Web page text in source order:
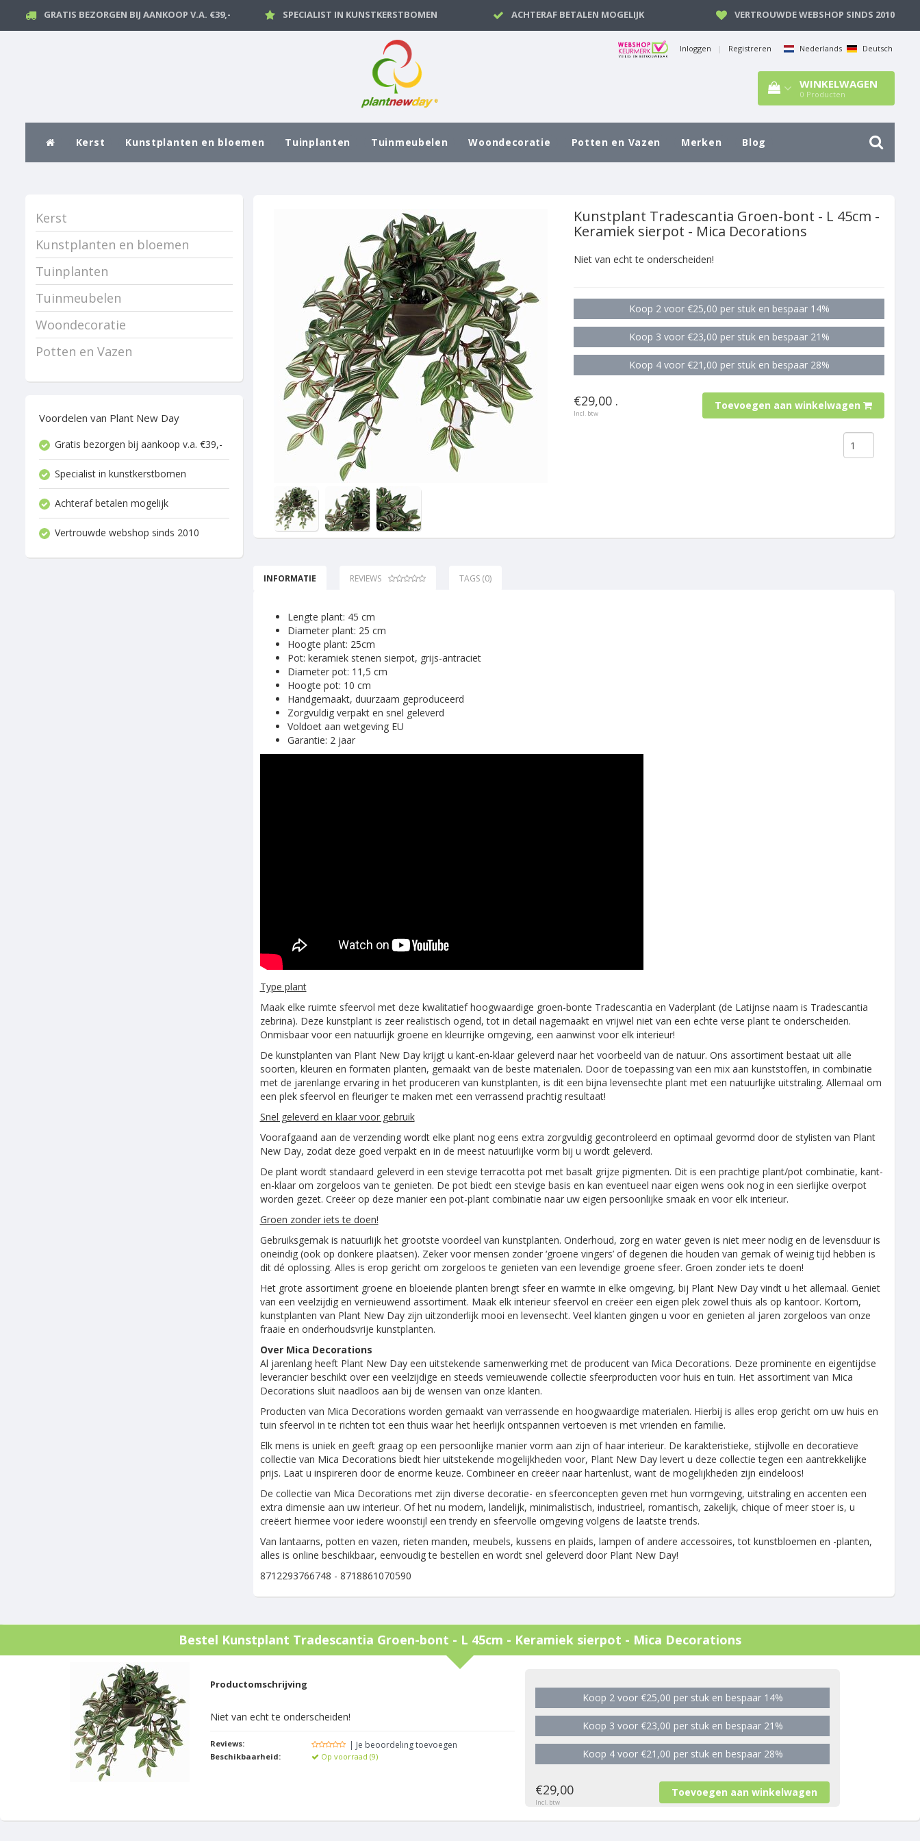
GRATIS BEZORGEN BIJ AANKOOP V.A. €39,- SPECIALIST IN KUNSTKERSTBOMEN ACHTERAF BETALEN MOGELIJK VERTROUWDE WEBSHOP SINDS 2010
Inloggen | Registreren Nederlands Deutsch
WINKELWAGEN
0 Producten
Kerst Kunstplanten en bloemen Tuinplanten Tuinmeubelen Woondecoratie Potten en Vazen Merken Blog
Kerst
Kunstplanten en bloemen
Tuinplanten
Tuinmeubelen
Woondecoratie
Potten en Vazen
Voordelen van Plant New Day
Gratis bezorgen bij aankoop v.a. €39,-
Specialist in kunstkerstbomen
Achteraf betalen mogelijk
Vertrouwde webshop sinds 2010
Kunstplant Tradescantia Groen-bont - L 45cm -
Keramiek sierpot - Mica Decorations
Niet van echt te onderscheiden!
Koop 2 voor €25,00 per stuk en bespaar 14%
Koop 3 voor €23,00 per stuk en bespaar 21%
Koop 4 voor €21,00 per stuk en bespaar 28%
€29,00 .
Incl. btw
Toevoegen aan winkelwagen
INFORMATIE REVIEWS TAGS (0)
Lengte plant: 45 cm
Diameter plant: 25 cm
Hoogte plant: 25cm
Pot: keramiek stenen sierpot, grijs-antraciet
Diameter pot: 11,5 cm
Hoogte pot: 10 cm
Handgemaakt, duurzaam geproduceerd
Zorgvuldig verpakt en snel geleverd
Voldoet aan wetgeving EU
Garantie: 2 jaar
Type plant
Maak elke ruimte sfeervol met deze kwalitatief hoogwaardige groen-bonte Tradescantia en Vaderplant (de Latijnse naam is Tradescantia
zebrina). Deze kunstplant is zeer realistisch ogend, tot in detail nagemaakt en vrijwel niet van een echte verse plant te onderscheiden.
Onmisbaar voor een natuurlijk groene en kleurrijke omgeving, een aanwinst voor elk interieur!
De kunstplanten van Plant New Day krijgt u kant-en-klaar geleverd naar het voorbeeld van de natuur. Ons assortiment bestaat uit alle
soorten, kleuren en formaten planten, gemaakt van de beste materialen. Door de toepassing van een mix aan kunststoffen, in combinatie
met de jarenlange ervaring in het produceren van kunstplanten, is dit een bijna levensechte plant met een natuurlijke uitstraling. Allemaal om
een plek sfeervol en fleuriger te maken met een verrassend prachtig resultaat!
Snel geleverd en klaar voor gebruik
Voorafgaand aan de verzending wordt elke plant nog eens extra zorgvuldig gecontroleerd en optimaal gevormd door de stylisten van Plant
New Day, zodat deze goed verpakt en in de meest natuurlijke vorm bij u wordt geleverd.
De plant wordt standaard geleverd in een stevige terracotta pot met basalt grijze pigmenten. Dit is een prachtige plant/pot combinatie, kant-
en-klaar om zorgeloos van te genieten. De pot biedt een stevige basis en kan eventueel naar eigen wens ook nog in een sierlijke overpot
worden gezet. Creëer op deze manier een pot-plant combinatie naar uw eigen persoonlijke smaak en voor elk interieur.
Groen zonder iets te doen!
Gebruiksgemak is natuurlijk het grootste voordeel van kunstplanten. Onderhoud, zorg en water geven is niet meer nodig en de levensduur is
oneindig (ook op donkere plaatsen). Zeker voor mensen zonder ‘groene vingers’ of degenen die houden van gemak of weinig tijd hebben is
dit dé oplossing. Alles is erop gericht om zorgeloos te genieten van een levendige groene sfeer. Groen zonder iets te doen!
Het grote assortiment groene en bloeiende planten brengt sfeer en warmte in elke omgeving, bij Plant New Day vindt u het allemaal. Geniet
van een veelzijdig en vernieuwend assortiment. Maak elk interieur sfeervol en creëer een eigen plek zowel thuis als op kantoor. Kortom,
kunstplanten van Plant New Day zijn uitzonderlijk mooi en levensecht. Veel klanten gingen u voor en genieten al jaren zorgeloos van onze
fraaie en onderhoudsvrije kunstplanten.
Over Mica Decorations
Al jarenlang heeft Plant New Day een uitstekende samenwerking met de producent van Mica Decorations. Deze prominente en eigentijdse
leverancier beschikt over een veelzijdige en steeds vernieuwende collectie sfeerproducten voor huis en tuin. Het assortiment van Mica
Decorations sluit naadloos aan bij de wensen van onze klanten.
Producten van Mica Decorations worden gemaakt van verrassende en hoogwaardige materialen. Hierbij is alles erop gericht om uw huis en
tuin sfeervol in te richten tot een thuis waar het heerlijk ontspannen vertoeven is met vrienden en familie.
Elk mens is uniek en geeft graag op een persoonlijke manier vorm aan zijn of haar interieur. De karakteristieke, stijlvolle en decoratieve
collectie van Mica Decorations biedt hier uitstekende mogelijkheden voor, Plant New Day levert u deze collectie tegen een aantrekkelijke
prijs. Laat u inspireren door de enorme keuze. Combineer en creëer naar hartenlust, want de mogelijkheden zijn eindeloos!
De collectie van Mica Decorations met zijn diverse decoratie- en sfeerconcepten geven met hun vormgeving, uitstraling en accenten een
extra dimensie aan uw interieur. Of het nu modern, landelijk, minimalistisch, industrieel, romantisch, zakelijk, chique of meer stoer is, u
creëert hiermee voor iedere woonstijl een trendy en sfeervolle omgeving volgens de laatste trends.
Van lantaarns, potten en vazen, rieten manden, meubels, kussens en plaids, lampen of andere accessoires, tot kunstbloemen en -planten,
alles is online beschikbaar, eenvoudig te bestellen en wordt snel geleverd door Plant New Day!
8712293766748 - 8718861070590
Bestel Kunstplant Tradescantia Groen-bont - L 45cm - Keramiek sierpot - Mica Decorations
Productomschrijving
Niet van echt te onderscheiden!
Reviews: | Je beoordeling toevoegen
Beschikbaarheid: Op voorraad (9)
Koop 2 voor €25,00 per stuk en bespaar 14%
Koop 3 voor €23,00 per stuk en bespaar 21%
Koop 4 voor €21,00 per stuk en bespaar 28%
€29,00
Incl. btw